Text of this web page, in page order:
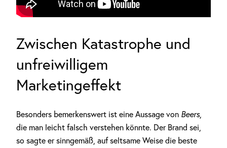
Zwischen Katastrophe und
unfreiwilligem
Marketingeffekt
Besonders bemerkenswert ist eine Aussage von Beers,
die man leicht falsch verstehen könnte. Der Brand sei,
so sagte er sinngemäß, auf seltsame Weise die beste